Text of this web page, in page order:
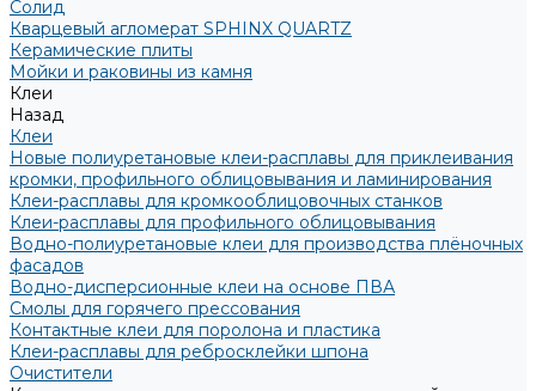
Солид
Кварцевый агломерат SPHINX QUARTZ
Керамические плиты
Мойки и раковины из камня
Клеи
Назад
Клеи
Новые полиуретановые клеи-расплавы для приклеивания
кромки, профильного облицовывания и ламинирования
Клеи-расплавы для кромкооблицовочных станков
Клеи-расплавы для профильного облицовывания
Водно-полиуретановые клеи для производства плёночных
фасадов
Водно-дисперсионные клеи на основе ПВА
Смолы для горячего прессования
Контактные клеи для поролона и пластика
Клеи-расплавы для ребросклейки шпона
Очистители